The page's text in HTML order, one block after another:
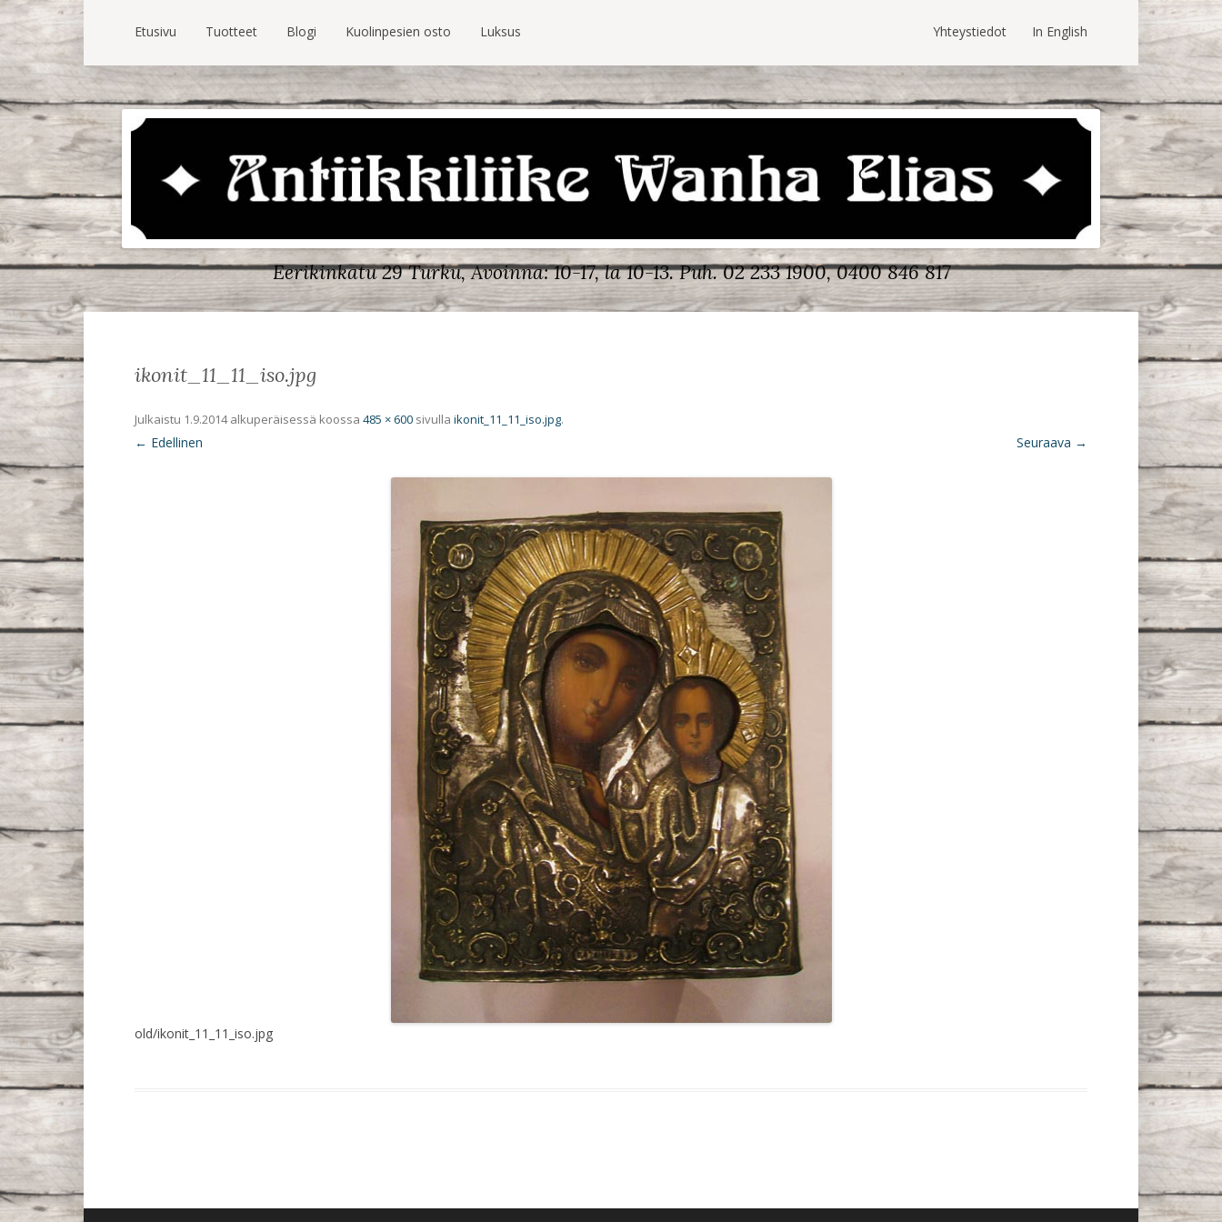
Etusivu Tuotteet Blogi Kuolinpesien osto Luksus In English
Yhteystiedot
Eerikinkatu 29 Turku, Avoinna: 10-17, la 10-13.Puh. 02 233 1900, 0400 846 817
ikonit_11_11_iso.jpg
Julkaistu 1.9.2014alkuperäisessä koossa 485 × 600 sivulla ikonit_11_11_iso.jpg.
← Edellinen Seuraava →
old/ikonit_11_11_iso.jpg